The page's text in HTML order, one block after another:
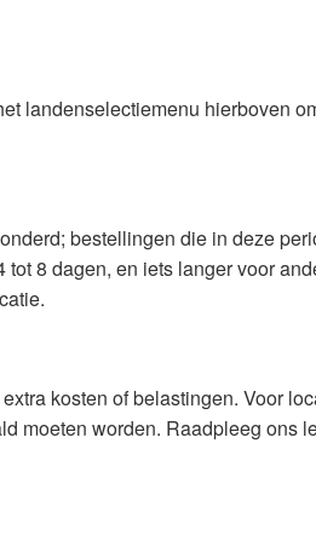
landenselectiemenu hierboven
bestellingen die in deze
8 dagen, en iets langer voor
kosten of belastingen. Voor
moeten worden. Raadpleeg ons